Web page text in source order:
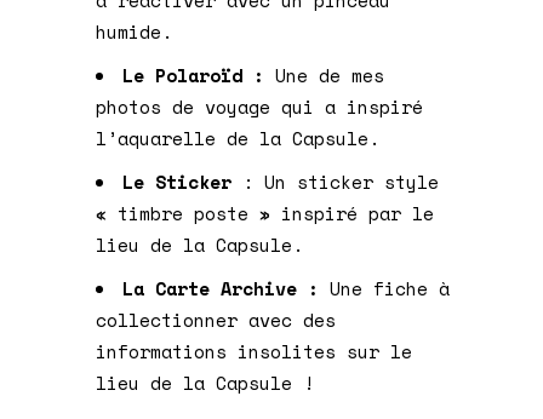
humide.
Le Polaroïd : Une de mes
photos de voyage qui a inspiré
l’aquarelle de la Capsule.
Le Sticker : Un sticker style
« timbre poste » inspiré par le
lieu de la Capsule.
La Carte Archive : Une fiche à
collectionner avec des
informations insolites sur le
lieu de la Capsule !